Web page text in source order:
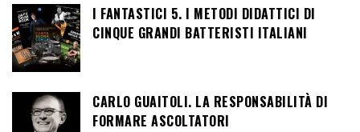
I FANTASTICI 5. I METODI DIDATTICI DI
CINQUE GRANDI BATTERISTI ITALIANI
CARLO GUAITOLI. LA RESPONSABILITÀ DI
FORMARE ASCOLTATORI